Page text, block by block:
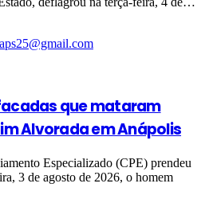
que mataram
Alvorada em Anápolis
Especializado (CPE) prendeu
3 de agosto de 2026, o homem